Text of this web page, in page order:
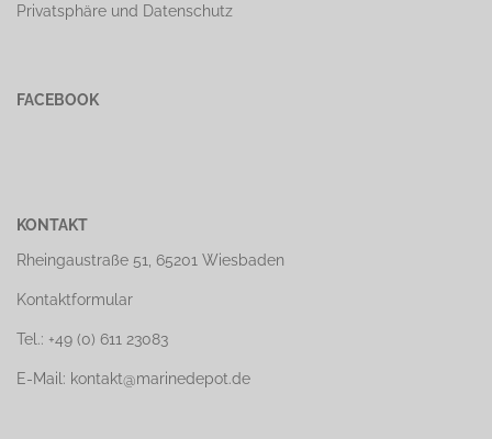
Privatsphäre und Datenschutz
FACEBOOK
KONTAKT
Rheingaustraße 51, 65201 Wiesbaden
Kontaktformular
Tel.: +49 (0) 611 23083
E-Mail: kontakt@marinedepot.de